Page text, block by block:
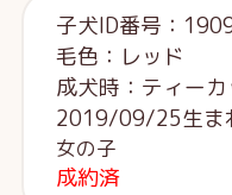
子犬ID番号：
毛色：レッド
成犬時：ティー
2019/09/25生ま
女の子
成約済